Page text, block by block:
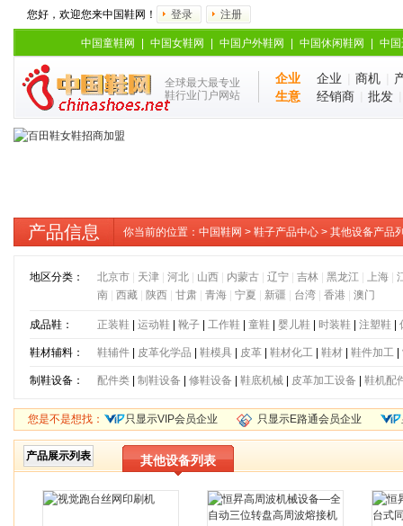
您好，欢迎您来中国鞋网！ 登录 注册
中国童鞋网 中国女鞋网 中国户外鞋网 中国休闲鞋网 中
全球最大最专业
鞋行业门户网站
企业
生意
企业 商机
经销商
批发
产品信息 你当前的位置： 中国鞋网 > 鞋子产品中心 > 其他设备产品
地区分类： 北京市| 天津| 河北| 山西| 内蒙古| 辽宁| 吉林| 黑龙江 上海|
南| 西藏| 陕西| 甘肃| 青海| 宁夏 新疆 台湾| 香港| 澳门
成品鞋： 正装鞋| 运动鞋| 靴子| 工作鞋| 童鞋| 婴儿鞋| 时装鞋| 注塑鞋|
鞋材辅料： 鞋辅件| 皮革化学品 鞋模具 皮革| 鞋材化工| 鞋材| 鞋件加工|
制鞋设备： 配件类| 制鞋设备 修鞋设备 鞋底机械| 皮革加工设备 鞋机配
您是不是想找： 只显示VIP会员企业 只显示E路通会员企业
产品展示列表 其他设备列表